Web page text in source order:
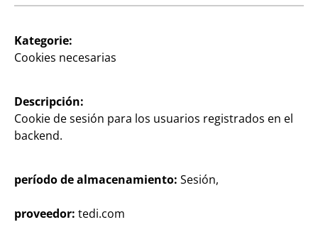
Surtido Hogar & Decoración
Kategorie:
Cookies necesarias
Descripción:
Cookie de sesión para los usuarios registrados en el
backend.
período de almacenamiento: Sesión,
proveedor: tedi.com